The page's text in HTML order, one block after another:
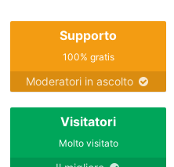
Supporto
100% gratis
Moderatori in ascolto
Visitatori
Molto visitato